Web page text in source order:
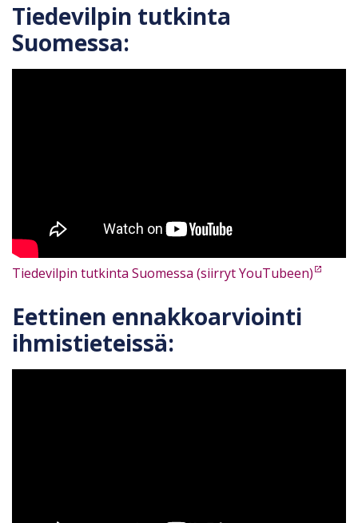
Tiedevilpin tutkinta
Suomessa:
Tiedevilpin tutkinta Suomessa (siirryt YouTubeen)
Eettinen ennakkoarviointi
ihmistieteissä: